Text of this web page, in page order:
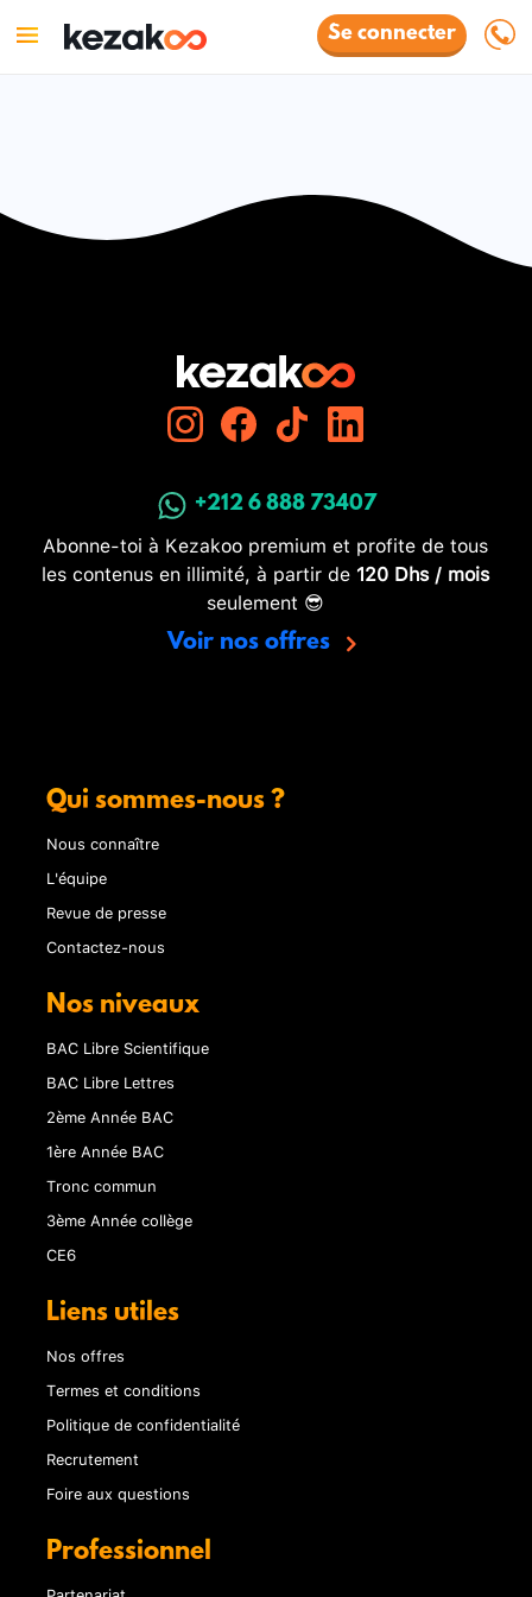
Se connecter
+212 6 888 73407
Abonne-toi à Kezakoo premium et profite de tous
les contenus en illimité, à partir de 120 Dhs / mois
seulement 😎
Voir nos offres
Qui sommes-nous ?
Nous connaître
L'équipe
Revue de presse
Contactez-nous
Nos niveaux
BAC Libre Scientifique
BAC Libre Lettres
2ème Année BAC
1ère Année BAC
Tronc commun
3ème Année collège
CE6
Liens utiles
Nos offres
Termes et conditions
Politique de confidentialité
Recrutement
Foire aux questions
Professionnel